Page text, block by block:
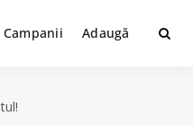
Campanii Adaugă